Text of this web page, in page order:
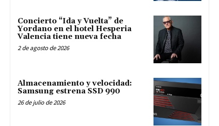
Concierto “Ida y Vuelta” de
Yordano en el hotel Hesperia
Valencia tiene nueva fecha
2 de agosto de 2026
Almacenamiento y velocidad:
Samsung estrena SSD 990
26 de julio de 2026